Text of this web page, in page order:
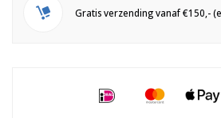
Gratis verzending vanaf €150,-